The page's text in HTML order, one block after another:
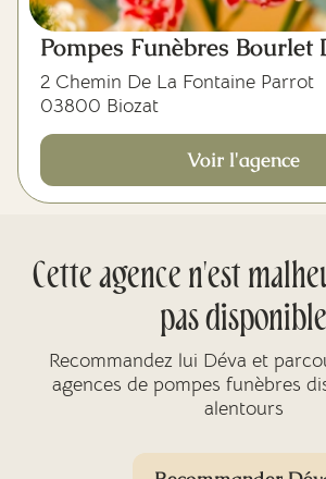
Pompes Funèbres Bourlet
2 Chemin De La Fontaine Parrot
03800 Biozat
Voir l'agence
Cette agence n'est
pas disponible
Recommandez lui Déva et
agences de pompes funèbres
alentours